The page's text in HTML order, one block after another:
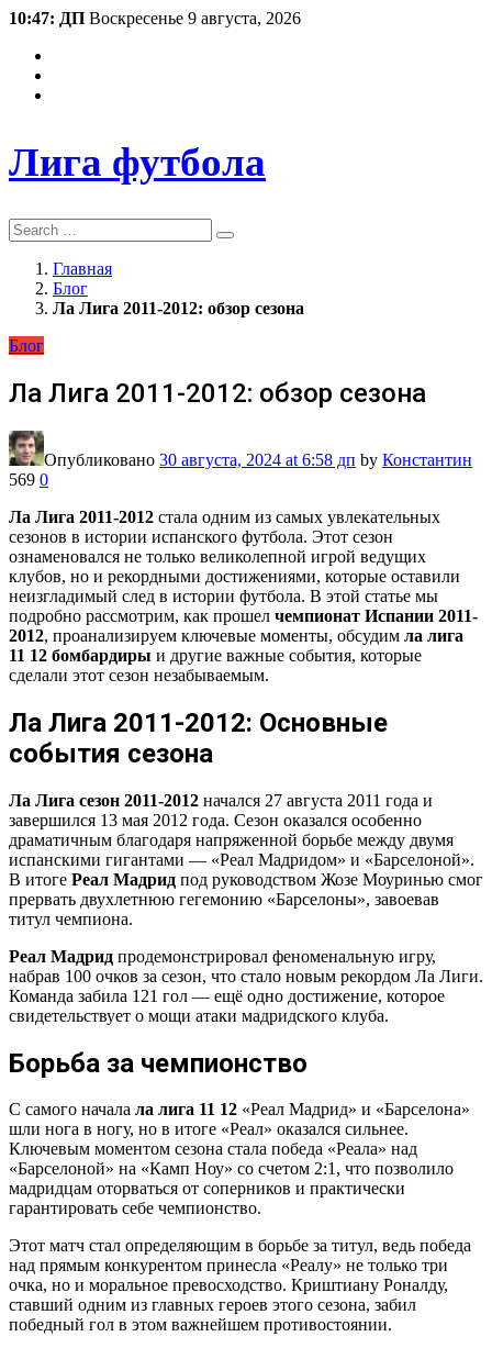
10:47: ДП Воскресенье 9 августа, 2026
Лига футбола
Search
Главная
Блог
Ла Лига 2011-2012: обзор сезона
Блог
Ла Лига 2011-2012: обзор сезона
Опубликовано 30 августа, 2024 at 6:58 дп by Константин
569 0
Ла Лига 2011-2012 стала одним из самых увлекательных
сезонов в истории испанского футбола. Этот сезон
ознаменовался не только великолепной игрой ведущих
клубов, но и рекордными достижениями, которые оставили
неизгладимый след в истории футбола. В этой статье мы
подробно рассмотрим, как прошел чемпионат Испании 2011-
2012, проанализируем ключевые моменты, обсудим ла лига
11 12 бомбардиры и другие важные события, которые
сделали этот сезон незабываемым.
Ла Лига 2011-2012: Основные
события сезона
Ла Лига сезон 2011-2012 начался 27 августа 2011 года и
завершился 13 мая 2012 года. Сезон оказался особенно
драматичным благодаря напряженной борьбе между двумя
испанскими гигантами — «Реал Мадридом» и «Барселоной».
В итоге Реал Мадрид под руководством Жозе Моуринью смог
прервать двухлетнюю гегемонию «Барселоны», завоевав
титул чемпиона.
Реал Мадрид продемонстрировал феноменальную игру,
набрав 100 очков за сезон, что стало новым рекордом Ла Лиги.
Команда забила 121 гол — ещё одно достижение, которое
свидетельствует о мощи атаки мадридского клуба.
Борьба за чемпионство
С самого начала ла лига 11 12 «Реал Мадрид» и «Барселона»
шли нога в ногу, но в итоге «Реал» оказался сильнее.
Ключевым моментом сезона стала победа «Реала» над
«Барселоной» на «Камп Ноу» со счетом 2:1, что позволило
мадридцам оторваться от соперников и практически
гарантировать себе чемпионство.
Этот матч стал определяющим в борьбе за титул, ведь победа
над прямым конкурентом принесла «Реалу» не только три
очка, но и моральное превосходство. Криштиану Роналду,
ставший одним из главных героев этого сезона, забил
победный гол в этом важнейшем противостоянии.